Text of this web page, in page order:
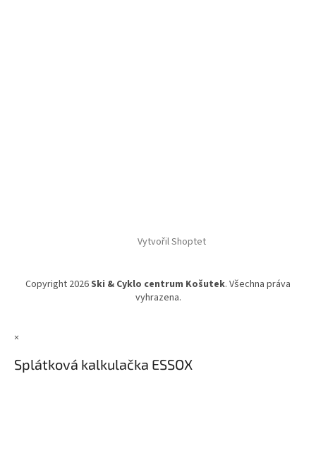
Vytvořil Shoptet
Copyright 2026Ski & Cyklo centrum Košutek. Všechna práva
vyhrazena.
×
Splátková kalkulačka ESSOX